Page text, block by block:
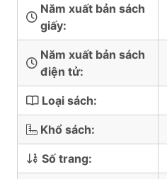
Năm xuất bản sách
giấy:
Năm xuất bản sách
điện tử:
Loại sách:
Khổ sách:
Số trang: